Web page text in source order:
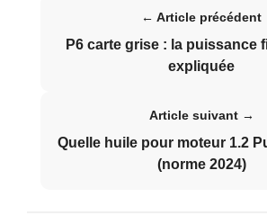
← Article précédent
P6 carte grise : la puissance
expliquée
Article suivant →
Quelle huile pour moteur 1.2
(norme 2024)